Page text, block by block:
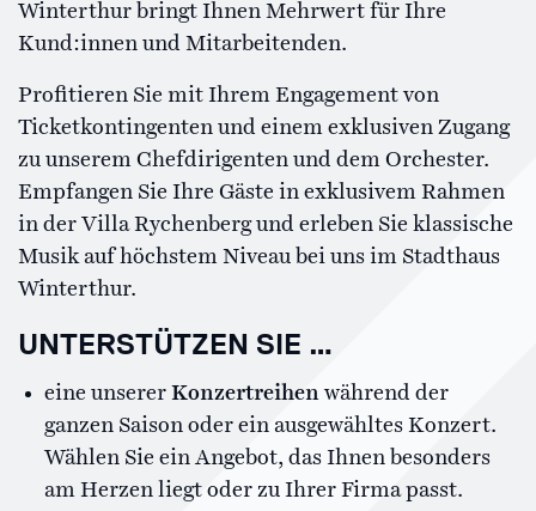
Winterthur bringt Ihnen Mehrwert für Ihre
Kund:innen und Mitarbeitenden.
Profitieren Sie mit Ihrem Engagement von
Ticketkontingenten und einem exklusiven Zugang
zu unserem Chefdirigenten und dem Orchester.
Empfangen Sie Ihre Gäste in exklusivem Rahmen
in der Villa Rychenberg und erleben Sie klassische
Musik auf höchstem Niveau bei uns im Stadthaus
Winterthur.
UNTERSTÜTZEN SIE …
eine unserer Konzertreihen während der
ganzen Saison oder ein ausgewähltes Konzert.
Wählen Sie ein Angebot, das Ihnen besonders
am Herzen liegt oder zu Ihrer Firma passt.